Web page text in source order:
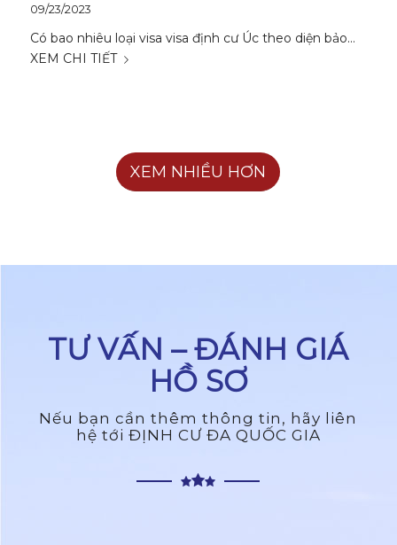
09/23/2023
Có bao nhiêu loại visa visa định cư Úc theo diện bảo…
XEM CHI TIẾT
XEM NHIỀU HƠN
TƯ VẤN – ĐÁNH GIÁ
HỒ SƠ
Nếu bạn cần thêm thông tin, hãy liên
hệ tới ĐỊNH CƯ ĐA QUỐC GIA